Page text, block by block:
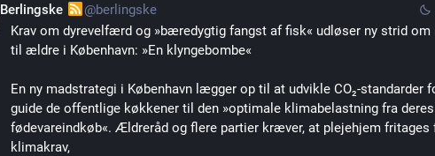
Berlingske
@berlingske
Krav om dyrevelfærd og »bæredygtig fangst af fisk« udløser ny strid om
til ældre i København: »En klyngebombe«
En ny madstrategi i København lægger op til at udvikle CO₂-standarder
guide de offentlige køkkener til den »optimale klimabelastning fra deres
fødevareindkøb«. Ældreråd og flere partier kræver, at plejehjem fritages
klimakrav,